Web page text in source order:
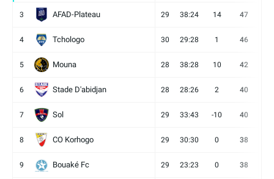
3 AFAD-Plateau 29 38:24 14 47
4 Tchologo 30 29:28 1 46
5 Mouna 28 38:28 10 42
6 Stade D'abidjan 28 28:26 2 40
7 Sol 29 33:43 -10 40
8 CO Korhogo 29 30:30 0 38
9 Bouaké Fc 29 23:23 0 38